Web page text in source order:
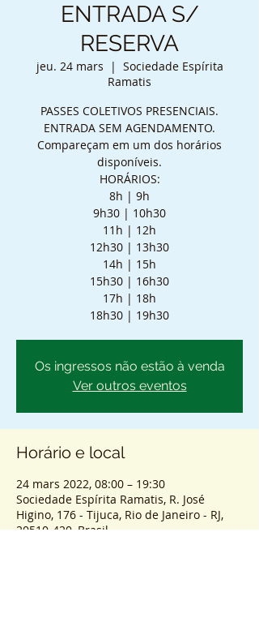
ENTRADA S/
RESERVA
jeu. 24 mars
  |
Sociedade Espírita
Ramatis
PASSES COLETIVOS PRESENCIAIS.
ENTRADA SEM AGENDAMENTO.
Compareçam em um dos horários
disponíveis.
HORÁRIOS:
8h | 9h
9h30 | 10h30
11h | 12h
12h30 | 13h30
14h | 15h
15h30 | 16h30
17h | 18h
18h30 | 19h30
Os ingressos não estão à venda
Ver outros eventos
Horário e local
24 mars 2022, 08:00 – 19:30
Sociedade Espírita Ramatis, R. José
Higino, 176 - Tijuca, Rio de Janeiro - RJ,
20510-420, Brasil